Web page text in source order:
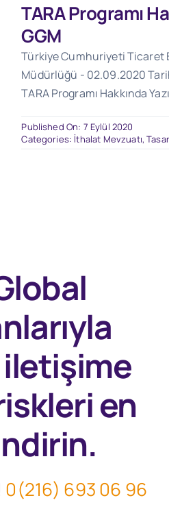
TARA Programı
GGM
Türkiye Cumhuriyeti Ticaret
Müdürlüğü - 02.09.2020
TARA Programı Hakkında Yazı
Published On: 7 Eylül 2020
Categories: İthalat Mevzuatı,
iletişime
en
0(216) 693 06 96